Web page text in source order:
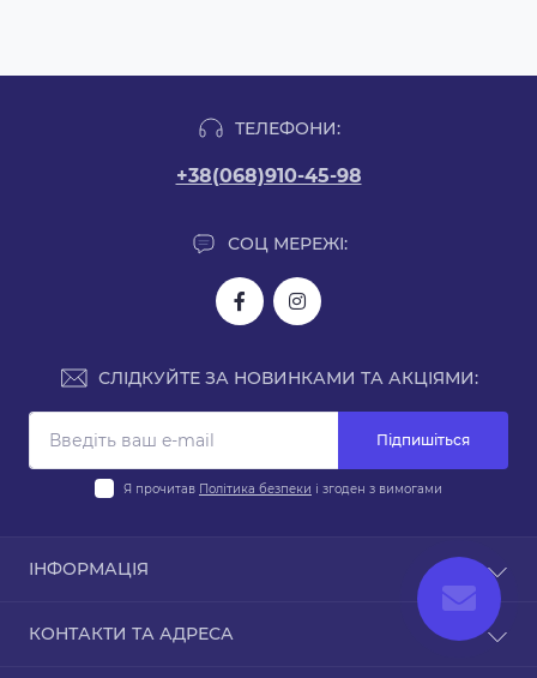
ТЕЛЕФОНИ:
+38(068)910-45-98
СОЦ МЕРЕЖІ:
СЛІДКУЙТЕ ЗА НОВИНКАМИ ТА АКЦІЯМИ:
Підпишіться
Я прочитав Політика безпеки і згоден з вимогами
ІНФОРМАЦІЯ
Політика безпеки
КОНТАКТИ ТА АДРЕСА